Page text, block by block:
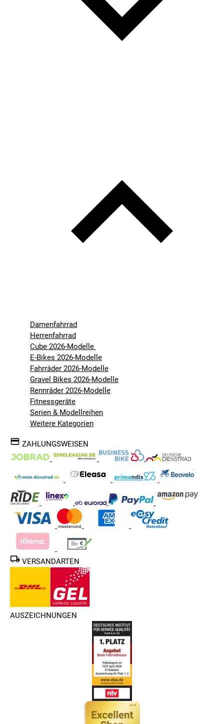
Damenfahrrad
Herrenfahrrad
Cube 2026-Modelle
E-Bikes 2026-Modelle
Fahrräder 2026-Modelle
Gravel Bikes 2026-Modelle
Rennräder 2026-Modelle
Fitnessgeräte
Serien & Modellreihen
Weitere Kategorien
ZAHLUNGSWEISEN
VERSANDARTEN
AUSZEICHNUNGEN